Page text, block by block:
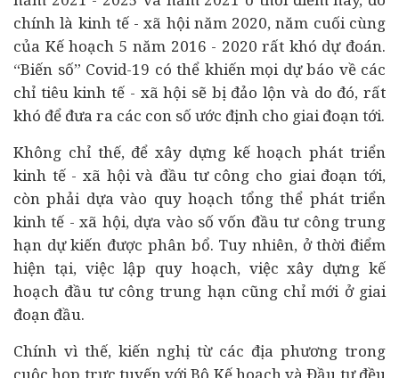
chính là kinh tế - xã hội năm 2020, năm cuối cùng
của Kế hoạch 5 năm 2016 - 2020 rất khó dự đoán.
“Biến số” Covid-19 có thể khiến mọi dự báo về các
chỉ tiêu kinh tế - xã hội sẽ bị đảo lộn và do đó, rất
khó để đưa ra các con số ước định cho giai đoạn tới.
Không chỉ thế, để xây dựng kế hoạch phát triển
kinh tế - xã hội và đầu tư công cho giai đoạn tới,
còn phải dựa vào quy hoạch tổng thể phát triển
kinh tế - xã hội, dựa vào số vốn đầu tư công trung
hạn dự kiến được phân bổ. Tuy nhiên, ở thời điểm
hiện tại, việc lập quy hoạch, việc xây dựng kế
hoạch đầu tư công trung hạn cũng chỉ mới ở giai
đoạn đầu.
Chính vì thế, kiến nghị từ các địa phương trong